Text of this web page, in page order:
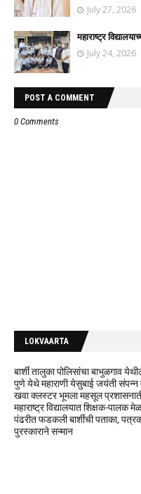
July 27, 2026
महाराष्ट्र
July 24, 2026
POST A COMMENT
0 Comments
LOKVAARTA
बार्शी तालुका पोलिसांचा बाभुळगाव
पुणे येथे महाराणी येसुबाई जयंती संपन्न
खवा क्लस्टर भूमला महसूल
महाराष्ट्र विद्यालयात शिक्षक-पालक
पंढरीत फडकली बार्शीची पताका,
पुरस्काराने सन्मान